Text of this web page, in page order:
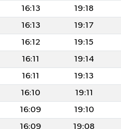
16:13 19:18
16:13 19:17
16:12 19:15
16:11 19:14
16:11 19:13
16:10 19:11
16:09 19:10
16:09 19:08